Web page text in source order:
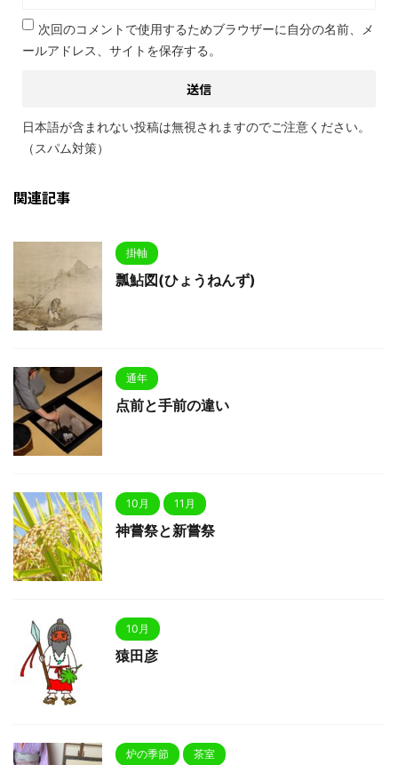
次回のコメントで使用するためブラウザーに自分の名前、メ
ールアドレス、サイトを保存する。
日本語が含まれない投稿は無視されますのでご注意ください。
（スパム対策）
関連記事
掛軸
瓢鮎図(ひょうねんず)
通年
点前と手前の違い
10月 11月
神嘗祭と新嘗祭
10月
猿田彦
炉の季節 茶室